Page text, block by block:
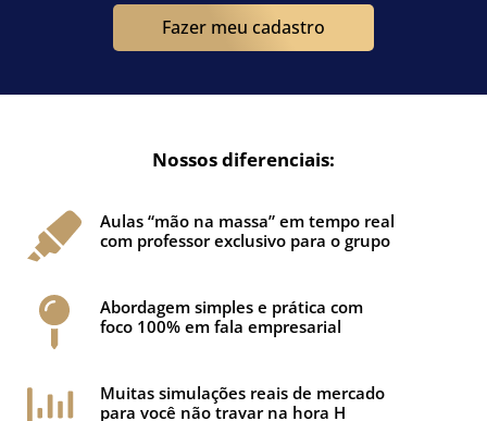
Fazer meu cadastro
Nossos diferenciais:
Aulas “mão na massa” em tempo real
com professor exclusivo para o grupo
Abordagem simples e prática com
foco 100% em fala empresarial
Muitas simulações reais de mercado
para você não travar na hora H